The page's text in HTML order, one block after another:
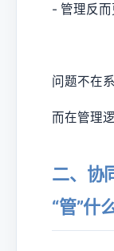
- 管理反
问题不在
而在管理
二、协
“管”什